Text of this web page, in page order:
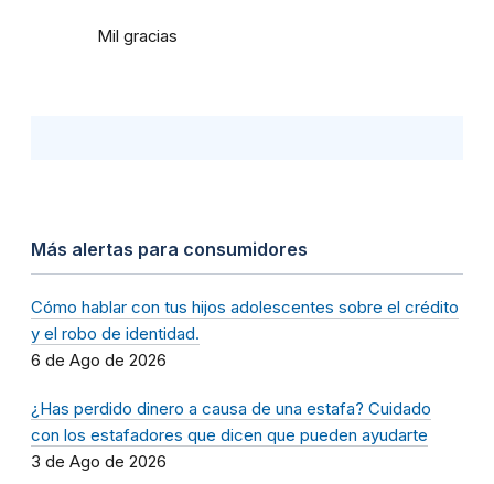
Mil gracias
Más alertas para consumidores
Cómo hablar con tus hijos adolescentes sobre el crédito
y el robo de identidad.
6 de Ago de 2026
¿Has perdido dinero a causa de una estafa? Cuidado
con los estafadores que dicen que pueden ayudarte
3 de Ago de 2026